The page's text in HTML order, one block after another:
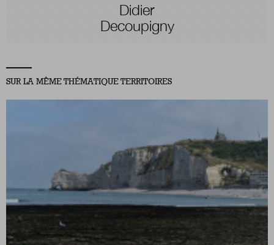
Didier
Decoupigny
SUR LA MÊME THÉMATIQUE TERRITOIRES